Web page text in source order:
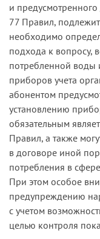
названному
Суд отказал в
вывод о том,
определение
договора
этим суд
Института по
принятие
Аналогичное
общества
действия
организация
фактуры для
исходя из
учета.
Общество
у абонента
полученной
иском.
При
против
и
77 Правил,
необходимо
подхода к вопросу,
потребленной воды
приборов учета
абонентом
установлению
обязательным
Правил, а также
в договоре иной
потребления в
При этом особое
предупреждению
с учетом
целью контроля